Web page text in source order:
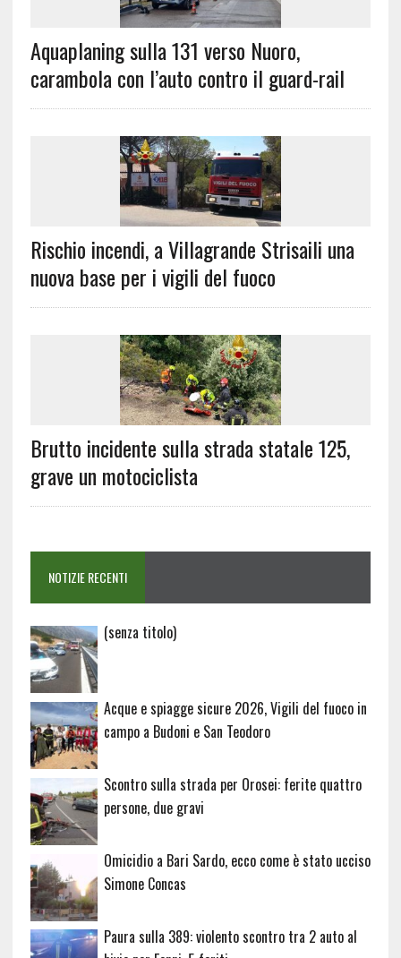
Aquaplaning sulla 131 verso Nuoro,
carambola con l’auto contro il guard-rail
Rischio incendi, a Villagrande Strisaili una
nuova base per i vigili del fuoco
Brutto incidente sulla strada statale 125,
grave un motociclista
NOTIZIE RECENTI
(senza titolo)Articolo
Acque e spiagge sicure 2026, Vigili del fuoco in
campo a Budoni e San Teodoro
Scontro sulla strada per Orosei: ferite quattro
persone, due gravi
Omicidio a Bari Sardo, ecco come è stato ucciso
Simone Concas
Paura sulla 389: violento scontro tra 2 auto al